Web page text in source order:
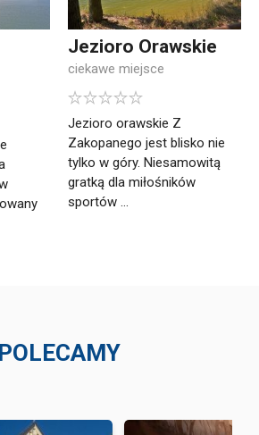
Jezioro Orawskie
ciekawe miejsce
Jezioro orawskie Z
Zakopanego jest blisko nie
tylko w góry. Niesamowitą
gratką dla miłośników
sportów ...
POLECAMY